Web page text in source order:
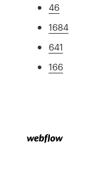
46
1684
641
166